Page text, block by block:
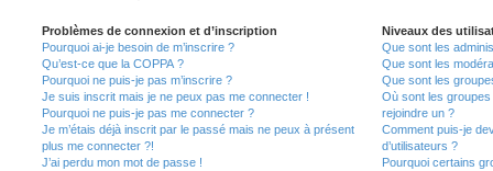
Problèmes de connexion et d’inscription
Pourquoi ai-je besoin de m’inscrire ?
Qu’est-ce que la COPPA ?
Pourquoi ne puis-je pas m’inscrire ?
Je suis inscrit mais je ne peux pas me connecter !
Pourquoi ne puis-je pas me connecter ?
Je m’étais déjà inscrit par le passé mais ne peux à présent
plus me connecter ?!
J’ai perdu mon mot de passe !
Niveaux des
Que sont les
Que sont les
Que sont les
Où sont les groupes
rejoindre un ?
Comment puis-je
d’utilisateurs ?
Pourquoi certains